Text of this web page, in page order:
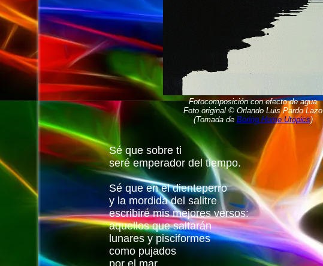
Fotocomposición con efecto de agua
Foto original © Orlando Luis Pardo Lazo
(Tomada de Boring Home Utopics)
Sé que sobre ti
seré emperador del tiempo.
Sé que en el dienteperro
y la mordida del salitre
escribiré mis mejores versos:
aquellos que saltarán
lunares y pisciformes
como pujados